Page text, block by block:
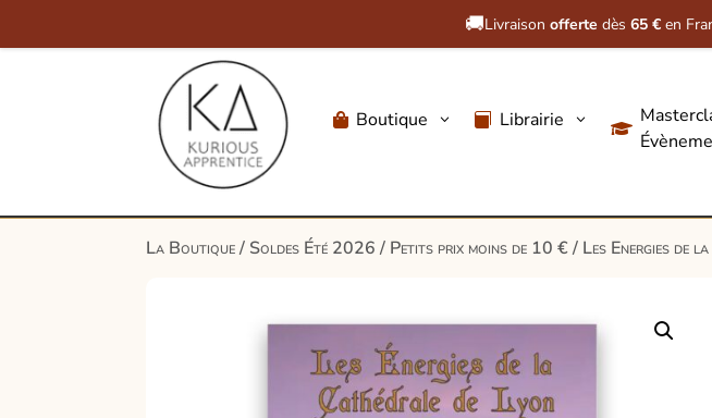
🚚Livraison offerte dès 65 € en
 Boutique 3  Librairie 3

La Boutique/ Soldes Été 2026/ Petits prix moins de 10 €/ Les Energies de